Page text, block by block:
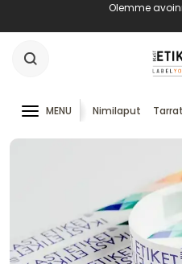
Olemme
MENU Nimilaput Tarrat